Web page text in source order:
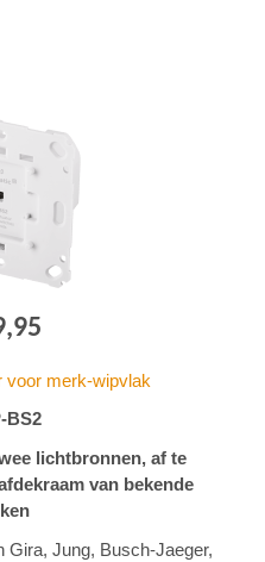
voor merk-wipvlak
BS2
lichtbronnen, af te
van bekende
Jung, Busch-Jaeger,